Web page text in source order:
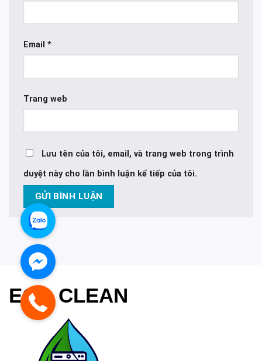
Email *
Trang web
Lưu tên của tôi, email, và trang web trong trình
duyệt này cho lần bình luận kế tiếp của tôi.
ECO CLEAN